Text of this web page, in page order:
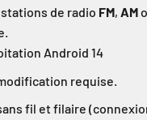
de radio FM, AM
Android 14
requise.
fil et filaire